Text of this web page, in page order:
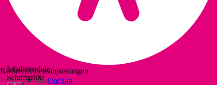
Barrierefreiheitsanpassungen
Präsentiert von OneTap
Inhaltsmodule
Schriftgröße